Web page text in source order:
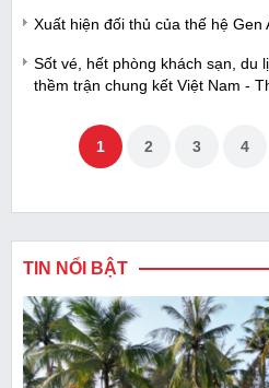
Xuất hiện đối thủ của thế hệ Gen
Sốt vé, hết phòng khách sạn, du
thềm trận chung kết Việt Nam -
1 2 3 4
TIN NỔI BẬT